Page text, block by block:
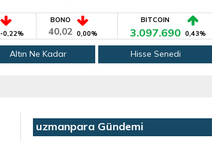
-0,22%
BONO
40,02 0,00%
BITCOIN
3.097.690 0,43%
Altın Ne Kadar Hisse Senedi
uzmanpara Gündemi